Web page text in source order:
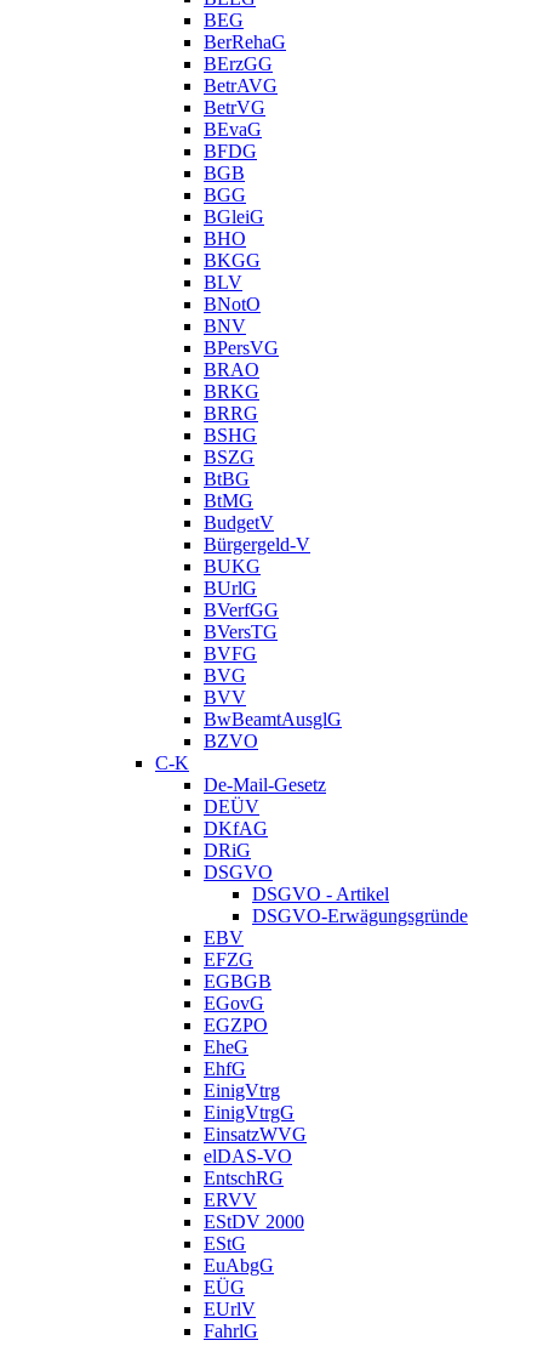
BEG
BerRehaG
BErzGG
BetrAVG
BetrVG
BEvaG
BFDG
BGB
BGG
BGleiG
BHO
BKGG
BLV
BNotO
BNV
BPersVG
BRAO
BRKG
BRRG
BSHG
BSZG
BtBG
BtMG
BudgetV
Bürgergeld-V
BUKG
BUrlG
BVerfGG
BVersTG
BVFG
BVG
BVV
BwBeamtAusglG
BZVO
C-K
De-Mail-Gesetz
DEÜV
DKfAG
DRiG
DSGVO
DSGVO - Artikel
DSGVO-Erwägungsgründe
EBV
EFZG
EGBGB
EGovG
EGZPO
EheG
EhfG
EinigVtrg
EinigVtrgG
EinsatzWVG
elDAS-VO
EntschRG
ERVV
EStDV 2000
EStG
EuAbgG
EÜG
EUrlV
FahrlG